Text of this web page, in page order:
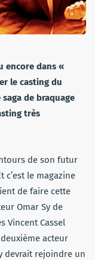
encore dans «
le casting du
de braquage
très
de son futur
c’est le magazine
de faire cette
Omar Sy de
Vincent Cassel
deuxième acteur
devrait rejoindre un